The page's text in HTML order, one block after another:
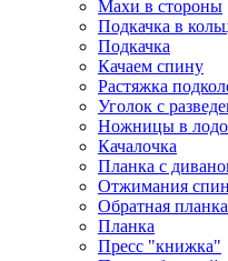
Махи в стороны
Подкачка в
Подкачка
Качаем спину
Растяжка
Уголок с
Ножницы в
Качалочка
Планка с
Отжимания
Обратная планка
Планка
Пресс "книжка"